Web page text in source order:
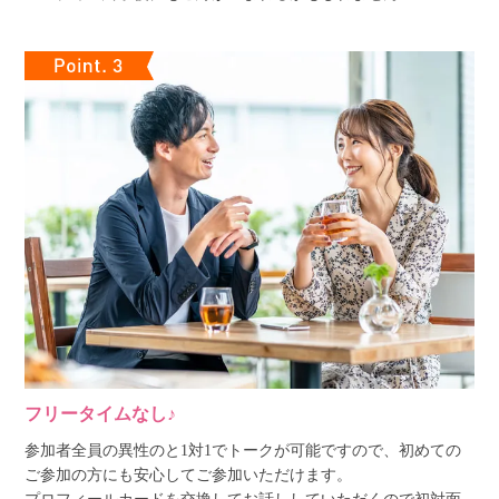
フリータイムなし♪
参加者全員の異性のと1対1でトークが可能ですので、初めての
ご参加の方にも安心してご参加いただけます。